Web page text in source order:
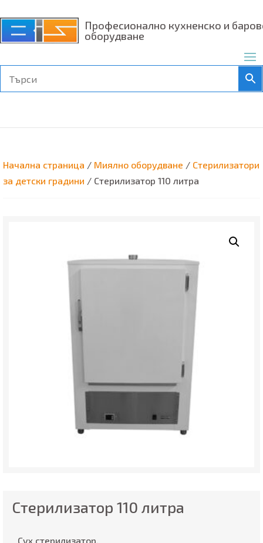
Професионално кухненско и
оборудване
Начална страница / Миялно оборудване / Стерилизатори
за детски градини / Стерилизатор 110 литра
Стерилизатор 110 литра
Сух стерилизатор.